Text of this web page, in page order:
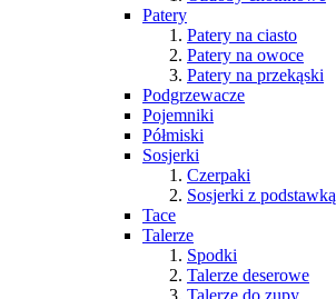
Patery
Patery na ciasto
Patery na owoce
Patery na przekąski
Podgrzewacze
Pojemniki
Półmiski
Sosjerki
Czerpaki
Sosjerki z podstawką
Tace
Talerze
Spodki
Talerze deserowe
Talerze do zupy